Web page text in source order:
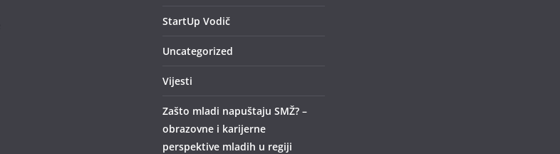
StartUp Vodič
Uncategorized
Vijesti
Zašto mladi napuštaju SMŽ? –
obrazovne i karijerne
perspektive mladih u regiji